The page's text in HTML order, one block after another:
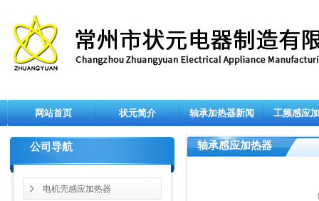
网站首页 状元简介 轴承加热器新闻 工频感应
公司导航
电机壳感应加热器
轴承感应加热器